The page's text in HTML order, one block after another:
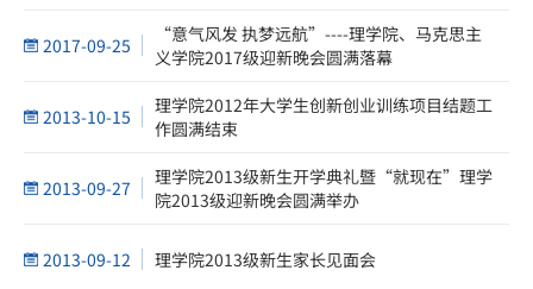
2017-09-25
“意气风发 执梦远航”----理学院、马克思主
义学院2017级迎新晚会圆满落幕
2013-10-15
理学院2012年大学生创新创业训练项目结题工
作圆满结束
2013-09-27
理学院2013级新生开学典礼暨“就现在”理学
院2013级迎新晚会圆满举办
2013-09-12 理学院2013级新生家长见面会